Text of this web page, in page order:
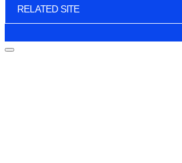
RELATED SITE